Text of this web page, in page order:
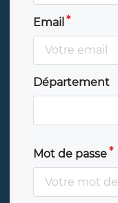
Email
Département
Mot de passe